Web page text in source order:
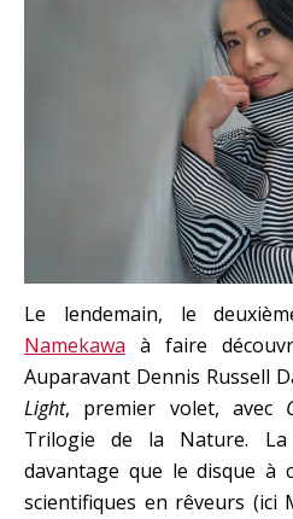
Le lendemain, le
Namekawa à faire
Auparavant Dennis Russell
Light, premier volet, avec
Trilogie de la Nature.
davantage que le disque à
scientifiques en rêveurs (ici